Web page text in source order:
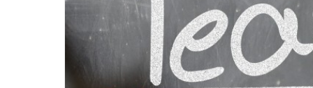
プルを提供いただきガッツリ使ってみました。
本記事では、実際に使って感じたことをもとに
気になる疑問を一つずつ解説していきます。
「AKASO Brave 7 LE」ってどんなカメラ？ 格
ブレない最強のア
Action」が発表さ
よりも価格が安く
いので、現時点で
す。 G ...